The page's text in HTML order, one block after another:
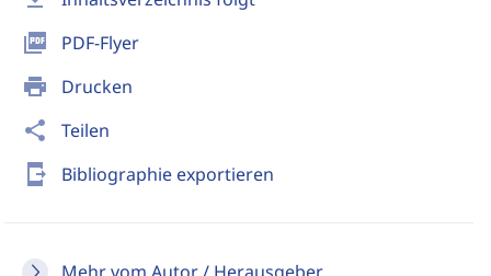
picture_as_pdf PDF-Flyer
print Drucken
share Teilen
send_to_mobile Bibliographie exportieren